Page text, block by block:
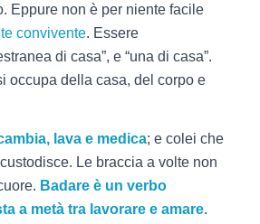
Eppure non è per niente facile
convivente. Essere
di casa”, e “una di casa”.
occupa della casa, del corpo e
lava e medica; e colei che
Le braccia a volte non
Badare è un verbo
a metà tra lavorare e amare.